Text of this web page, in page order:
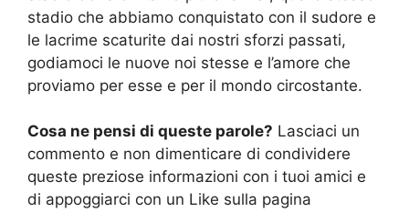
stadio che abbiamo conquistato con il sudore e
le lacrime scaturite dai nostri sforzi passati,
godiamoci le nuove noi stesse e l’amore che
proviamo per esse e per il mondo circostante.
Cosa ne pensi di queste parole? Lasciaci un
commento e non dimenticare di condividere
queste preziose informazioni con i tuoi amici e
di appoggiarci con un Like sulla pagina